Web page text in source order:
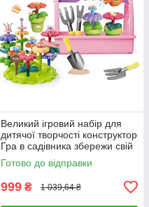
Великий ігровий набір для
дитячої творчості конструктор
Гра в садівника збережи свій
Квітковий сад 57 деталей
інструменти
Готово до відправки
999 ₴ 1 039,64 ₴